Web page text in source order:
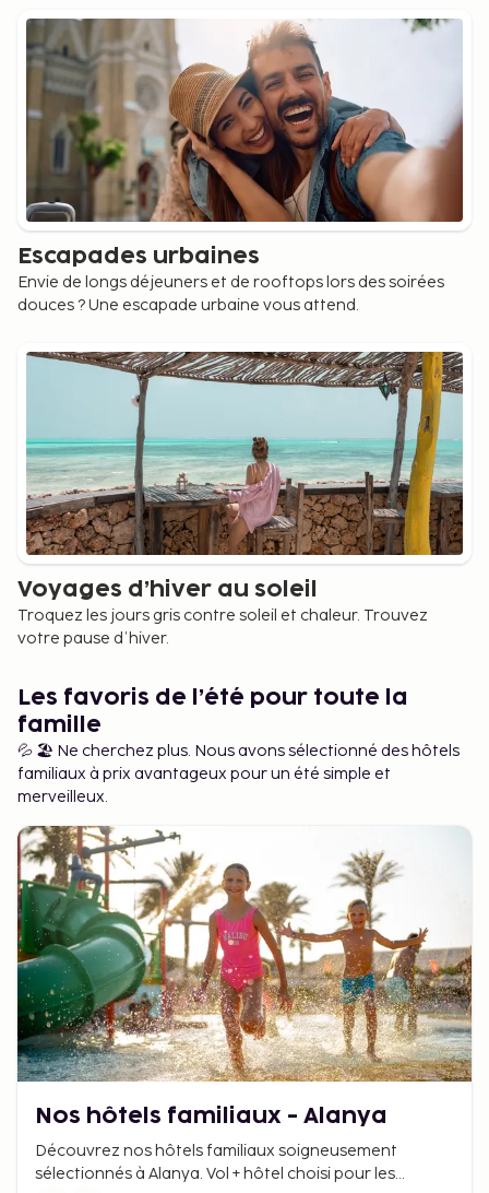
Escapades urbaines
Envie de longs déjeuners et de rooftops lors des soirées
douces ? Une escapade urbaine vous attend.
Voyages d’hiver au soleil
Troquez les jours gris contre soleil et chaleur. Trouvez
votre pause d’hiver.
Les favoris de l’été pour toute la
famille
💦 🏖️ Ne cherchez plus. Nous avons sélectionné des hôtels
familiaux à prix avantageux pour un été simple et
merveilleux.
Nos hôtels familiaux - Alanya
Découvrez nos hôtels familiaux soigneusement
sélectionnés à Alanya. Vol + hôtel choisi pour les